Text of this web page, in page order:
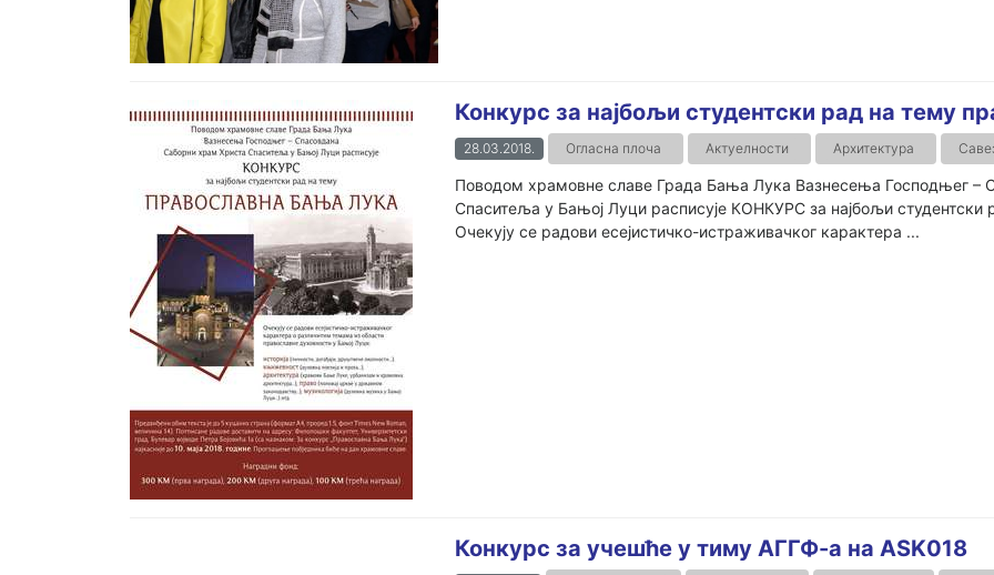
Конкурс за најбољи студентски рад на тему
28.03.2018. Огласна плоча Актуелности Архитектура
Поводом храмовне славe Града Бања Лука Вазнесења Господњег –
Спаситеља у Бањој Луци расписује КОНКУРС за најбољи
Очекују се радови есејистичко-истраживачког карактера ...
Конкурс за учешће у тиму АГГФ-а на ASK018